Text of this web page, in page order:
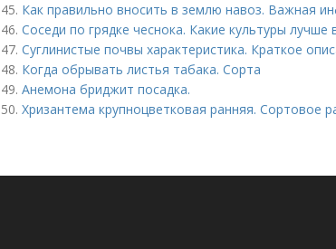
45. Как правильно вносить в землю навоз. Важная
46. Соседи по грядке чеснока. Какие культуры лучше
47. Суглинистые почвы характеристика. Краткое
48. Когда обрывать листья табака. Сорта
49. Анемона бриджит посадка.
50. Хризантема крупноцветковая ранняя. Сортовое